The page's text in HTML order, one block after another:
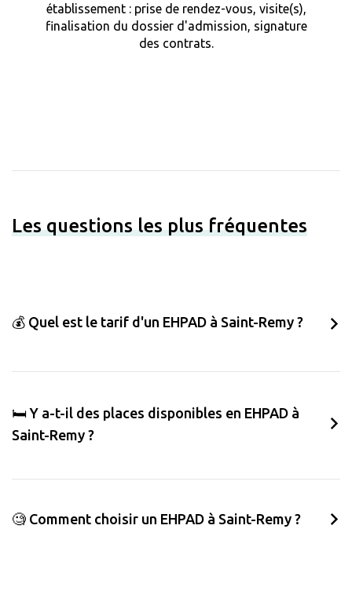
établissement : prise de rendez-vous, visite(s),
finalisation du dossier d'admission, signature
des contrats.
Les questions les plus fréquentes
💰 Quel est le tarif d'un EHPAD à Saint-Remy ?
🛏️ Y a-t-il des places disponibles en EHPAD à
Saint-Remy ?
🧐 Comment choisir un EHPAD à Saint-Remy ?